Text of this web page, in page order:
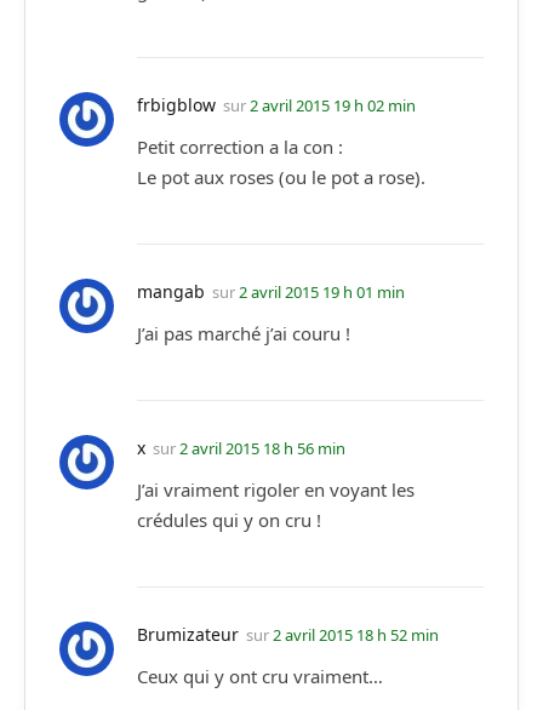
frbigblow sur2 avril 2015 19 h 02 min
Petit correction a la con :
Le pot aux roses (ou le pot a rose).
mangab sur2 avril 2015 19 h 01 min
J’ai pas marché j’ai couru !
x sur2 avril 2015 18 h 56 min
J’ai vraiment rigoler en voyant les
crédules qui y on cru !
Brumizateur sur2 avril 2015 18 h 52 min
Ceux qui y ont cru vraiment…